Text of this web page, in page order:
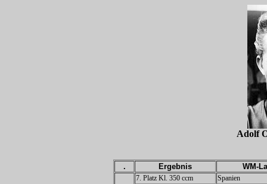
Adolf
. Ergebnis WM-
7. Platz Kl. 350 ccm
Spanien